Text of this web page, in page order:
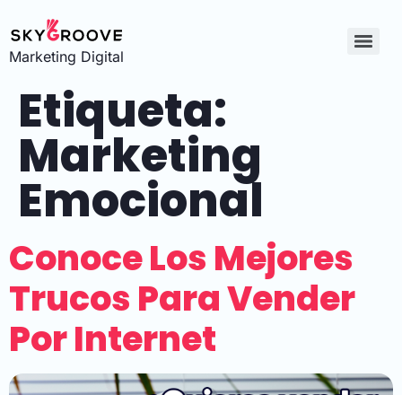
Marketing Digital
Etiqueta:
Marketing
Emocional
Conoce Los Mejores
Trucos Para Vender
Por Internet